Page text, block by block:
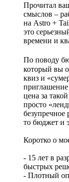
Прочитал
смыслов –
на Astro +
это
времени и
По поводу
который вы
квиз и
цена за
просто
безупречное
то бюджет и
Коротко о
- 15 лет в
быстрых
- Плотный